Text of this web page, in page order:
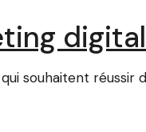
digital
souhaitent réussir